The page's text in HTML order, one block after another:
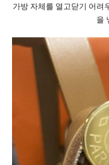
가방 자체를 열고닫기 어려
을